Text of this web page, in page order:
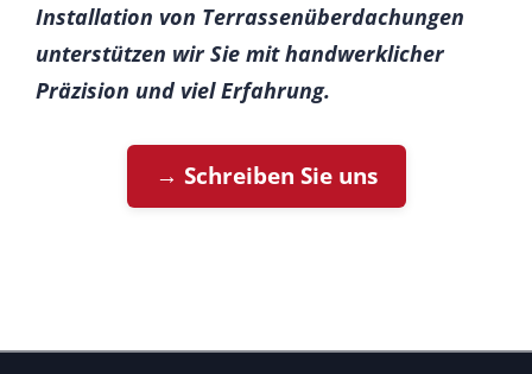
Installation von Terrassenüberdachungen
unterstützen wir Sie mit handwerklicher
Präzision und viel Erfahrung.
→ Schreiben Sie uns